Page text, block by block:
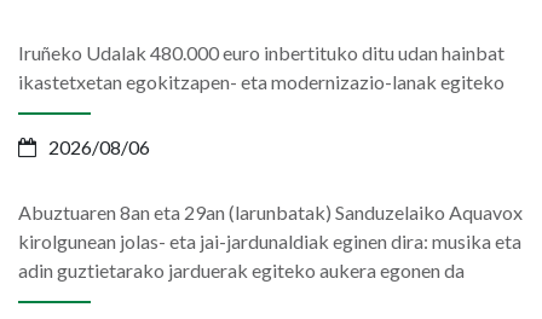
Iruñeko Udalak 480.000 euro inbertituko ditu udan hainbat
ikastetxetan egokitzapen- eta modernizazio-lanak egiteko
2026/08/06
Abuztuaren 8an eta 29an (larunbatak) Sanduzelaiko Aquavox
kirolgunean jolas- eta jai-jardunaldiak eginen dira: musika eta
adin guztietarako jarduerak egiteko aukera egonen da